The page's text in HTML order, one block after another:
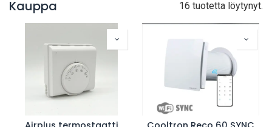
Kauppa 16 tuotetta löytynyt.